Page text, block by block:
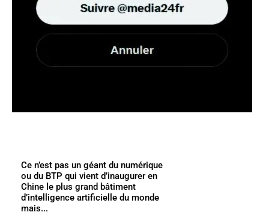
Ce n’est pas un géant du numérique
ou du BTP qui vient d’inaugurer en
Chine le plus grand bâtiment
d’intelligence artificielle du monde
mais...